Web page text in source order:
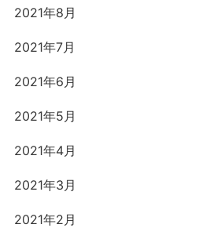
2021年8月
2021年7月
2021年6月
2021年5月
2021年4月
2021年3月
2021年2月